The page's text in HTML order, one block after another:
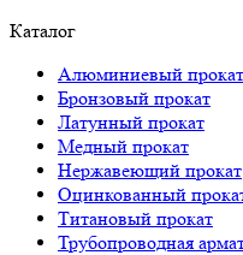
Каталог
Алюминиевый прокат
Бронзовый прокат
Латунный прокат
Медный прокат
Нержавеющий прокат
Оцинкованный
Титановый прокат
Трубопроводная